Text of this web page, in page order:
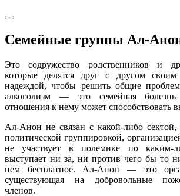
Семейные группы Ал-
Это содружество родственников и
которые делятся друг с другом
надеждой, чтобы решить общие
алкоголизм — это семейная
отношения к нему может способствовать
Ал-Анон не связан с какой-либо сектой,
политической группировкой,
не участвует в полемике по каким-
выступает ни за, ни против чего бы то
нем бесплатное. Ал-Анон — это
существующая на добровольные
членов.